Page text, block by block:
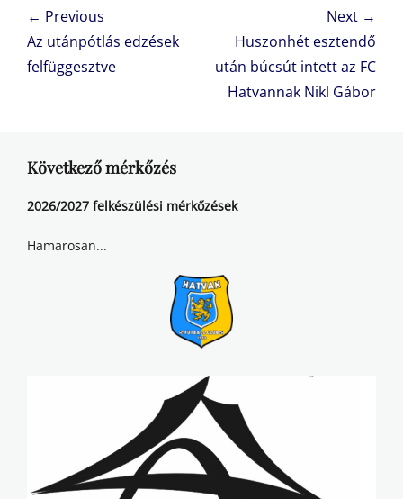
Bejegyzés
navigáció
← Previous
Previous
post:
Az utánpótlás edzések
felfüggesztve
Next →
post:
Huszonhét esztendő
után búcsút intett az FC
Hatvannak Nikl Gábor
Következő mérkőzés
2026/2027 felkészülési mérkőzések
Hamarosan...